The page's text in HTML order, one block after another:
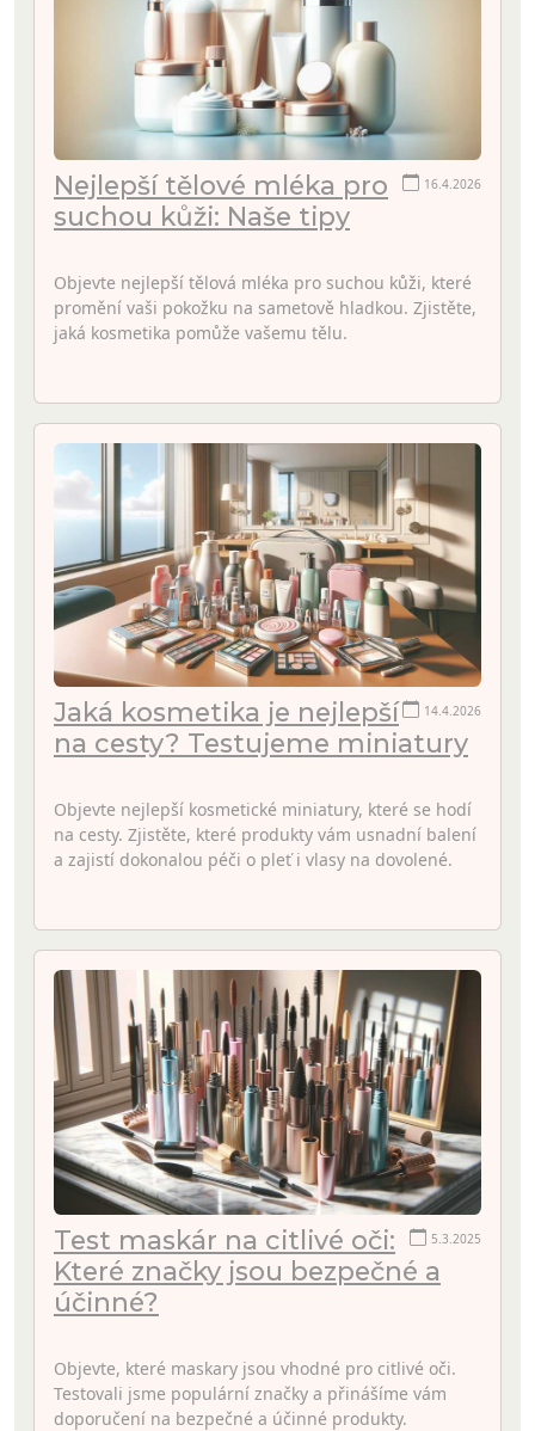
16.4.2026
Nejlepší tělové mléka pro
suchou kůži: Naše tipy
Objevte nejlepší tělová mléka pro suchou kůži, které
promění vaši pokožku na sametově hladkou. Zjistěte,
jaká kosmetika pomůže vašemu tělu.
14.4.2026
Jaká kosmetika je nejlepší
na cesty? Testujeme miniatury
Objevte nejlepší kosmetické miniatury, které se hodí
na cesty. Zjistěte, které produkty vám usnadní balení
a zajistí dokonalou péči o pleť i vlasy na dovolené.
5.3.2025
Test maskár na citlivé oči:
Které značky jsou bezpečné a
účinné?
Objevte, které maskary jsou vhodné pro citlivé oči.
Testovali jsme populární značky a přinášíme vám
doporučení na bezpečné a účinné produkty.